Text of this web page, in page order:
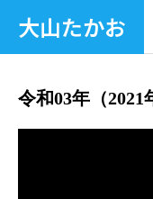
大山たかお
令和03年（